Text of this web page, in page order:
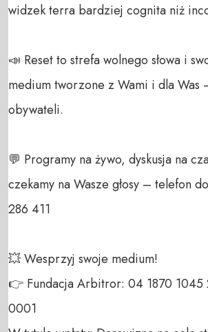
widzek terra bardziej cognita niż
📣 Reset to strefa wolnego słowa i
medium tworzone z Wami i dla Was
obywateli.
💬 Programy na żywo, dyskusja na
czekamy na Wasze głosy – telefon
286 411
💥 Wesprzyj swoje medium!
👉 Fundacja Arbitror: 04 1870 1045
0001